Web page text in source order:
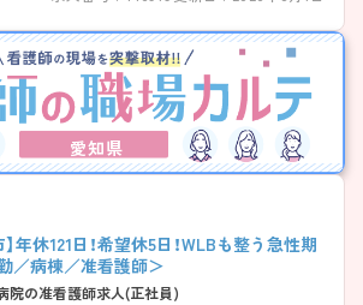
愛知県
年休121日！希望休5日！WLBも整う急性期
／病棟／准看護師＞
院の准看護師求人(正社員)